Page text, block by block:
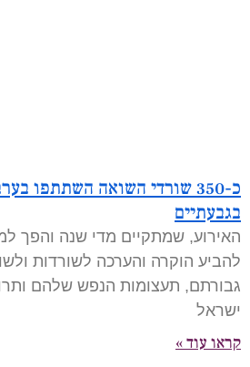
כ-350 שורדי השואה השתתפו
בגבעתיים
האירוע, שמתקיים מדי שנה והפך
להביע הוקרה והערכה לשורדות
גבורתם, תעצומות הנפש שלהם
ישראל
קראו עוד »